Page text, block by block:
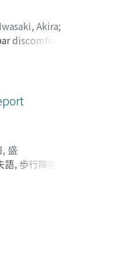
Iwasaki, Akira;
discomfort.
, 盛
, 歩行障害, 右片
, 腎細胞癌の原